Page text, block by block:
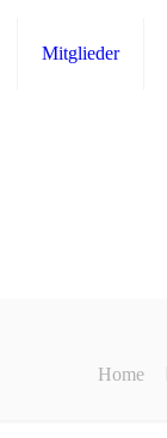
Mitglieder
Home